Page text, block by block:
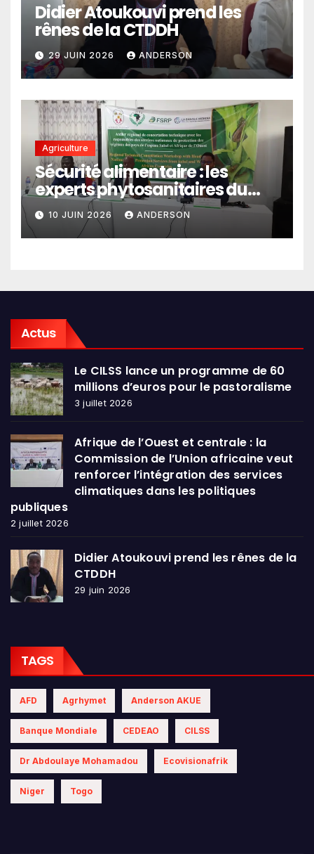
Didier Atoukouvi prend les
rênes de la CTDDH
29 JUIN 2026 ANDERSON
Agriculture
Sécurité alimentaire : les
experts phytosanitaires du
Sahel et d’Afrique de l’Ouest
en conclave à Lomé
10 JUIN 2026 ANDERSON
Actus
Le CILSS lance un programme de 60
millions d’euros pour le pastoralisme
3 juillet 2026
Afrique de l’Ouest et centrale : la
Commission de l’Union africaine veut
renforcer l’intégration des services
climatiques dans les politiques
publiques
2 juillet 2026
Didier Atoukouvi prend les rênes de la
CTDDH
29 juin 2026
TAGS
AFD Agrhymet Anderson AKUE
Banque Mondiale CEDEAO CILSS
Dr Abdoulaye Mohamadou Ecovisionafrik
Niger Togo